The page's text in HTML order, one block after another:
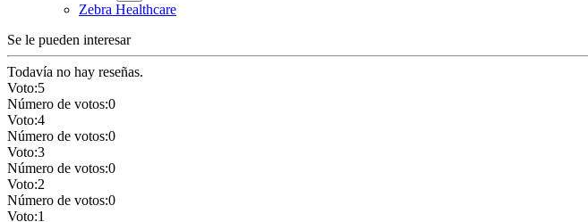
Zebra Healthcare
Se le pueden interesar
Todavía no hay reseñas.
Voto:5
Número de votos:0
Voto:4
Número de votos:0
Voto:3
Número de votos:0
Voto:2
Número de votos:0
Voto:1